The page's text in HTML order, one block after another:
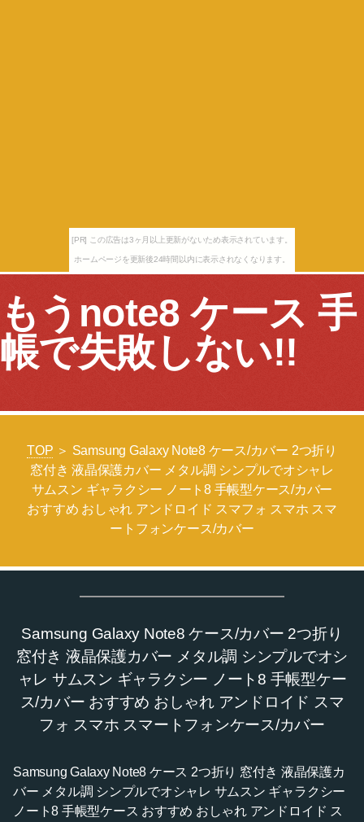
[PR] この広告は3ヶ月以上更新がないため表示されています。
ホームページを更新後24時間以内に表示されなくなります。
もうnote8 ケース 手
帳で失敗しない!!
TOP ＞ Samsung Galaxy Note8 ケース/カバー 2つ折り
窓付き 液晶保護カバー メタル調 シンプルでオシャレ
サムスン ギャラクシー ノート8 手帳型ケース/カバー
おすすめ おしゃれ アンドロイド スマフォ スマホ スマ
ートフォンケース/カバー
Samsung Galaxy Note8 ケース/カバー 2つ折り
窓付き 液晶保護カバー メタル調 シンプルでオシ
ャレ サムスン ギャラクシー ノート8 手帳型ケー
ス/カバー おすすめ おしゃれ アンドロイド スマ
フォ スマホ スマートフォンケース/カバー
Samsung Galaxy Note8 ケース 2つ折り 窓付き 液晶保護カ
バー メタル調 シンプルでオシャレ サムスン ギャラクシー
ノート8 手帳型ケース おすすめ おしゃれ アンドロイド ス